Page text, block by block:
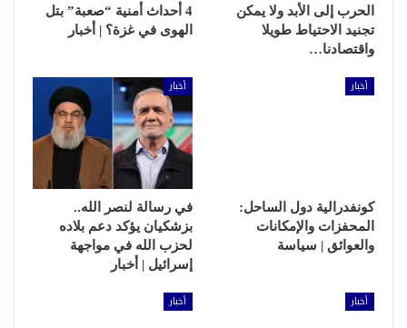
الحرب إلى الأبد ولا يمكن
تجنيد الاحتياط طويلا
واقتصادنا…
4 أحداث أمنية “صعبة” بتل
الهوى في غزة؟ | أخبار
أخبار
كونفدرالية دول الساحل:
المحفزات والإمكانات
والعوائق | سياسة
أخبار
في رسالة لنصر الله..
بزشكيان يؤكد دعم بلاده
لحزب الله في مواجهة
إسرائيل | أخبار
أخبار أخبار